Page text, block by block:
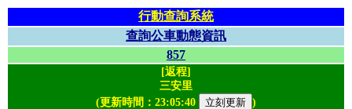
行動查詢系統
查詢公車動態資訊
857
[返程]
三安里
(更新時間： 23:05:40 )